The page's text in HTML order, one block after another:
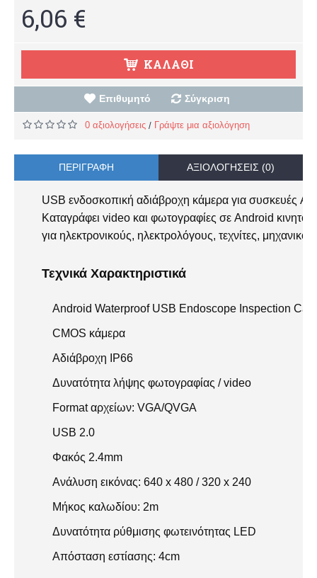
6,06 €
ΚΑΛΆΘΙ
Επιθυμητό Σύγκριση
0 αξιολογήσεις / Γράψτε μια αξιολόγηση
ΠΕΡΙΓΡΑΦΉ ΑΞΙΟΛΟΓΉΣΕΙΣ (0)
USB ενδοσκοπική αδιάβροχη κάμερα για συσκευές
Καταγράφει video και φωτογραφίες σε Android
για ηλεκτρονικούς, ηλεκτρολόγους, τεχνίτες,
Τεχνικά Χαρακτηριστικά
Android Waterproof USB Endoscope Inspection
CMOS κάμερα
Αδιάβροχη IP66
Δυνατότητα λήψης φωτογραφίας / video
Format αρχείων: VGA/QVGA
USB 2.0
Φακός 2.4mm
Ανάλυση εικόνας: 640 x 480 / 320 x 240
Μήκος καλωδίου: 2m
Δυνατότητα ρύθμισης φωτεινότητας LED
Απόσταση εστίασης: 4cm